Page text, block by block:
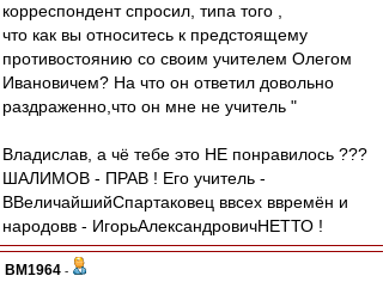
корреспондент спросил, типа того ,
что как вы относитесь к предстоящему
противостоянию со своим учителем Олегом
Ивановичем? На что он ответил довольно
раздраженно,что он мне не учитель "
Владислав, а чё тебе это НЕ понравилось ???
ШАЛИМОВ - ПРАВ ! Его учитель -
ВВеличайшийСпартаковец ввсех ввремён и
народовв - ИгорьАлександровичНЕТТО !
BM1964 -